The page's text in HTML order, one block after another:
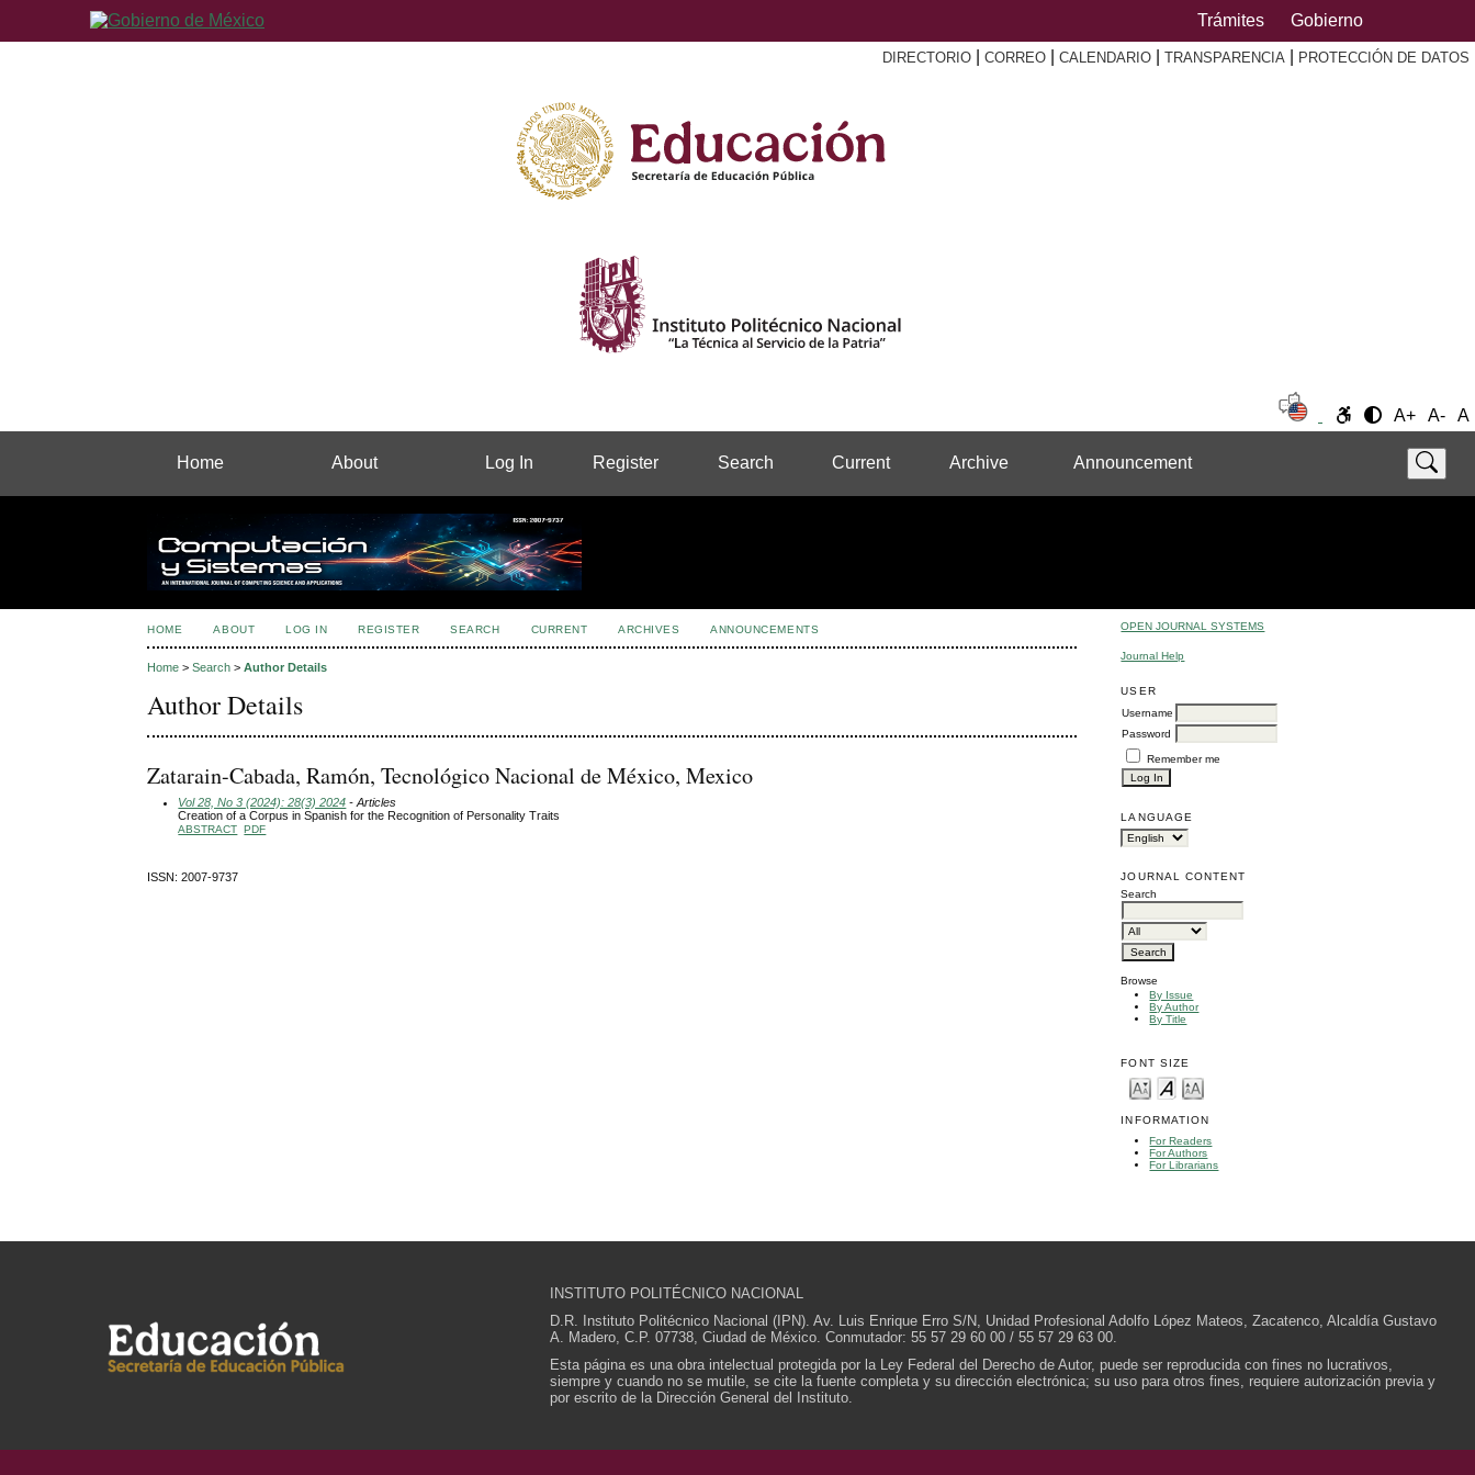
Trámites Gobierno
DIRECTORIO CORREO CALENDARIO TRANSPARENCIA PROTECCIÓN DE DATOS
A+ A- A
Home About Log In Register Search Current Archive Announcement
OPEN JOURNAL SYSTEMS
Journal Help
USER
Username
Password
Remember me
LANGUAGE
JOURNAL CONTENT
Search
Browse
By Issue
By Author
By Title
FONT SIZE
INFORMATION
For Readers
For Authors
For Librarians
HOME ABOUT LOG IN REGISTER SEARCH CURRENT ARCHIVES ANNOUNCEMENTS
Home >Search >Author Details
Author Details
Zatarain-Cabada, Ramón, Tecnológico Nacional de México, Mexico
Vol 28, No 3 (2024): 28(3) 2024 - Articles
Creation of a Corpus in Spanish for the Recognition of Personality Traits
ABSTRACT PDF
ISSN: 2007-9737
INSTITUTO POLITÉCNICO NACIONAL
D.R. Instituto Politécnico Nacional (IPN). Av. Luis Enrique Erro S/N, Unidad Profesional Adolfo López Mateos, Zacatenco, Alcaldía Gustavo
A. Madero, C.P. 07738, Ciudad de México. Conmutador: 55 57 29 60 00 / 55 57 29 63 00.
Esta página es una obra intelectual protegida por la Ley Federal del Derecho de Autor, puede ser reproducida con fines no lucrativos,
siempre y cuando no se mutile, se cite la fuente completa y su dirección electrónica; su uso para otros fines, requiere autorización previa y
por escrito de la Dirección General del Instituto.